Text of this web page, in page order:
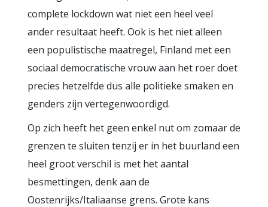
complete lockdown wat niet een heel veel
ander resultaat heeft. Ook is het niet alleen
een populistische maatregel, Finland met een
sociaal democratische vrouw aan het roer doet
precies hetzelfde dus alle politieke smaken en
genders zijn vertegenwoordigd.
Op zich heeft het geen enkel nut om zomaar de
grenzen te sluiten tenzij er in het buurland een
heel groot verschil is met het aantal
besmettingen, denk aan de
Oostenrijks/Italiaanse grens. Grote kans